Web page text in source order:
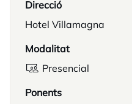
Direcció
Hotel Villamagna
Modalitat
Presencial
Ponents